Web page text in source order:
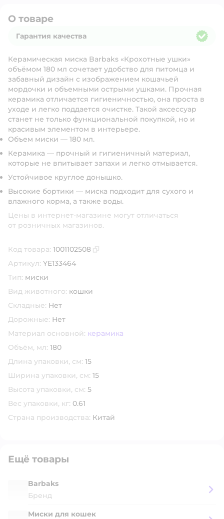
О товаре
Гарантия качества
Керамическая миска Barbaks «Крохотные ушки»
объёмом 180 мл сочетает удобство для питомца и
забавный дизайн с изображением кошачьей
мордочки и объемными острыми ушками. Прочная
керамика отличается гигиеничностью, она проста в
уходе и легко поддается очистке. Такой аксессуар
станет не только функциональной покупкой, но и
красивым элементом в интерьере.
Объем миски — 180 мл.
Керамика — прочный и гигиеничный материал,
которые не впитывает запахи и легко отмывается.
Устойчивое круглое донышко.
Высокие бортики — миска подходит для сухого и
влажного корма, а также воды.
Цены в интернет-магазине могут отличаться
от розничных магазинов.
Код товара: 1001102508
Артикул: YE133464
Тип: миски
Вид животного: кошки
Складные: Нет
Дорожные: Нет
Материал основной: керамика
Объём, мл: 180
Длина упаковки, см: 15
Ширина упаковки, см: 15
Высота упаковки, см: 5
Вес упаковки, кг: 0.61
Страна производства: Китай
Ещё товары
Barbaks
Бренд
Миски для кошек